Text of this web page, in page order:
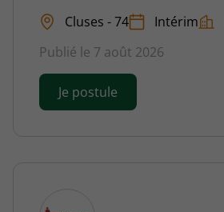
Cluses - 74 Intérim
Publié le 7 août 2026
Je postule